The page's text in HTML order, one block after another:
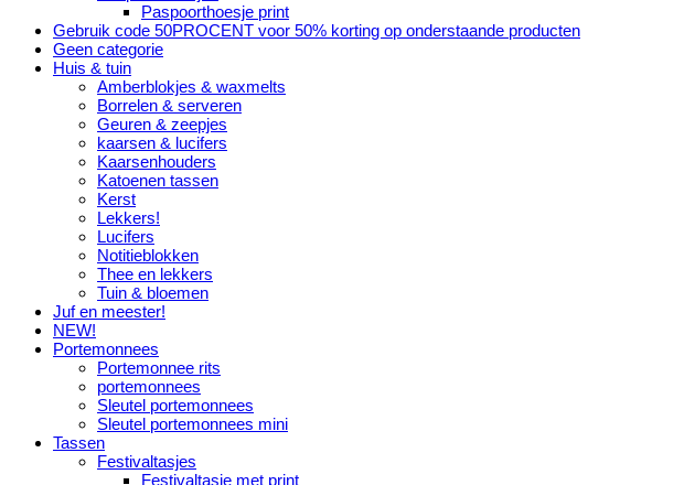
Paspoorthoesje print
Gebruik code 50PROCENT voor 50% korting op onderstaande producten
Geen categorie
Huis & tuin
Amberblokjes & waxmelts
Borrelen & serveren
Geuren & zeepjes
kaarsen & lucifers
Kaarsenhouders
Katoenen tassen
Kerst
Lekkers!
Lucifers
Notitieblokken
Thee en lekkers
Tuin & bloemen
Juf en meester!
NEW!
Portemonnees
Portemonnee rits
portemonnees
Sleutel portemonnees
Sleutel portemonnees mini
Tassen
Festivaltasjes
Festivaltasje met print